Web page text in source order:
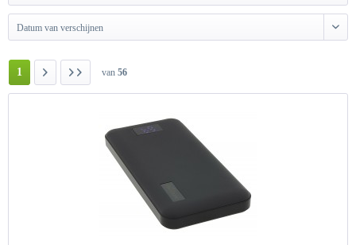
Datum van verschijnen
1 van 56